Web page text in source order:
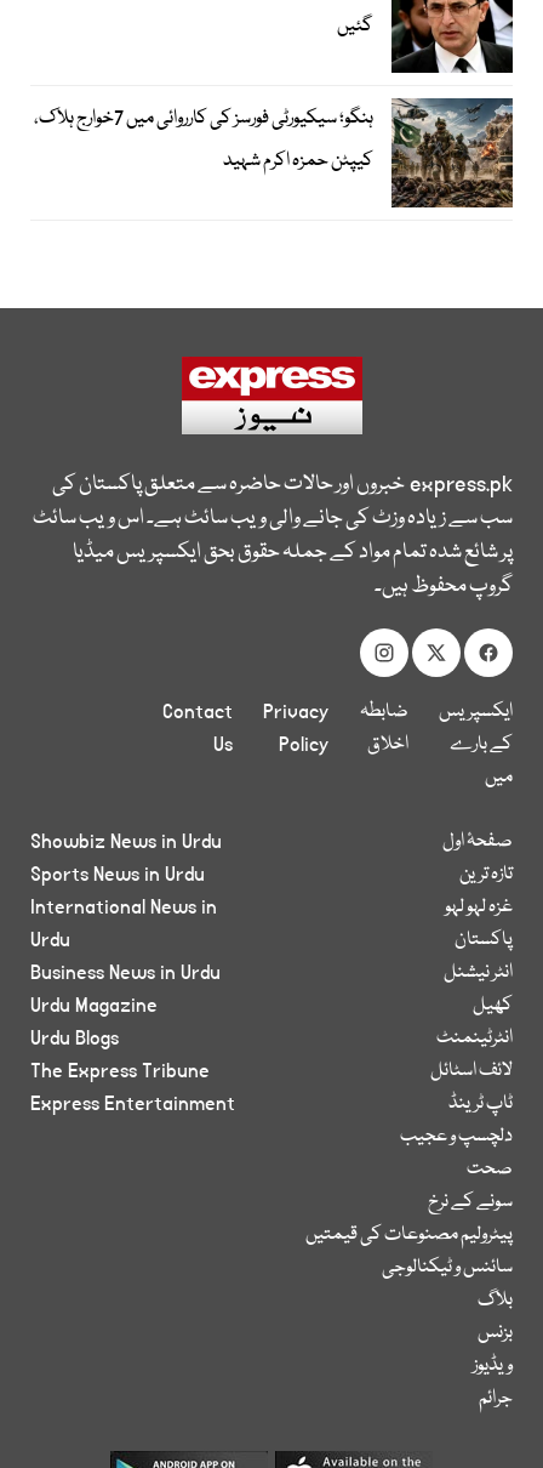
گئیں
ہنگو؛ سیکیورٹی فورسز کی کارروائی میں 7خوارج ہلاک،
کیپٹن حمزہ اکرم شہید
express.pkخبروں اور حالات حاضرہ سے متعلق پاکستان کی
سب سے زیادہ وزٹ کی جانے والی ویب سائٹ ہے۔ اس ویب سائٹ
پر شائع شدہ تمام مواد کے جملہ حقوق بحق ایکسپریس میڈیا
گروپ محفوظ ہیں۔
ایکسپریس
کے بارے
میں
ضابطہ
اخلاق
Privacy
Policy
Contact
Us
صفحۂ اول
تازہ ترین
غزہ لہو لہو
پاکستان
انٹر نیشنل
کھیل
انٹرٹینمنٹ
لائف اسٹائل
ٹاپ ٹرینڈ
دلچسپ و عجیب
صحت
سونے کے نرخ
پیٹرولیم مصنوعات کی قیمتیں
سائنس و ٹیکنالوجی
بلاگ
بزنس
ویڈیوز
جرائم
Showbiz News in Urdu
Sports News in Urdu
International News in
Urdu
Business News in Urdu
Urdu Magazine
Urdu Blogs
The Express Tribune
Express Entertainment